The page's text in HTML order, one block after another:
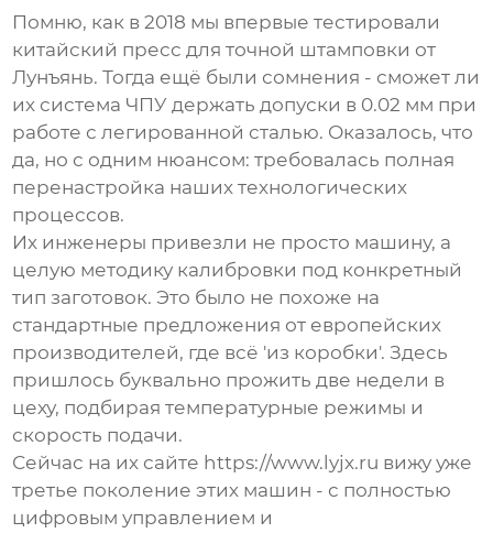
Помню, как в 2018 мы впервые тестировали
китайский пресс для точной штамповки от
Лунъянь. Тогда ещё были сомнения - сможет ли
их система ЧПУ держать допуски в 0.02 мм при
работе с легированной сталью. Оказалось, что
да, но с одним нюансом: требовалась полная
перенастройка наших технологических
процессов.
Их инженеры привезли не просто машину, а
целую методику калибровки под конкретный
тип заготовок. Это было не похоже на
стандартные предложения от европейских
производителей, где всё 'из коробки'. Здесь
пришлось буквально прожить две недели в
цеху, подбирая температурные режимы и
скорость подачи.
Сейчас на их сайте https://www.lyjx.ru вижу уже
третье поколение этих машин - с полностью
цифровым управлением и